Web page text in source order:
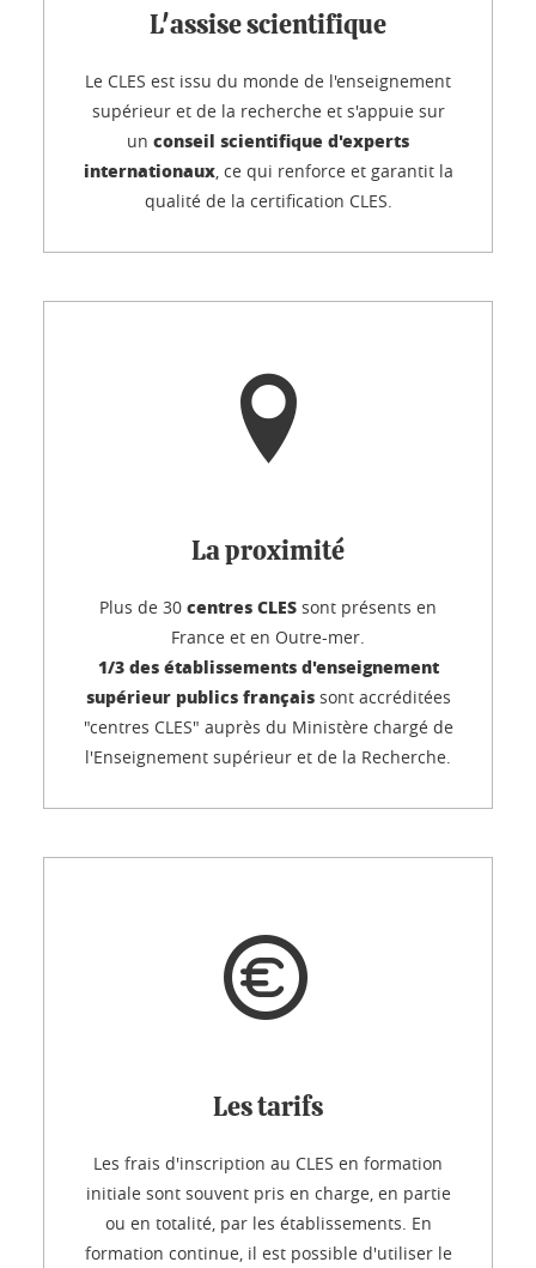
L'assise scientifique
Le CLES est issu du monde de l'enseignement
supérieur et de la recherche et s'appuie sur
un conseil scientifique d'experts
internationaux, ce qui renforce et garantit la
qualité de la certification CLES.
La proximité
Plus de 30 centres CLES sont présents en
France et en Outre-mer.
1/3 des établissements d'enseignement
supérieur publics françaissont accréditées
"centres CLES" auprès du Ministère chargé de
l'Enseignement supérieur et de la Recherche.
Les tarifs
Les frais d'inscription au CLES en formation
initiale sont souvent pris en charge, en partie
ou en totalité, par les établissements. En
formation continue, il est possible d'utiliser le